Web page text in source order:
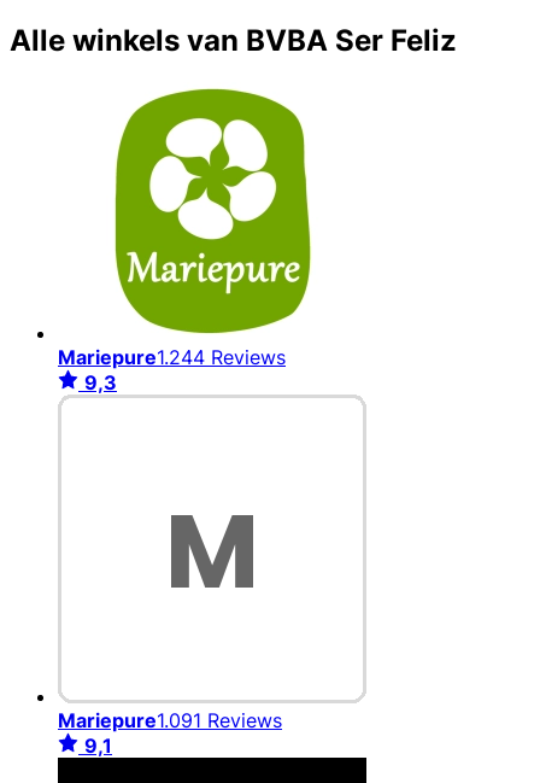
Alle winkels van BVBA Ser Feliz
Mariepure1.244 Reviews
9,3
Mariepure1.091 Reviews
9,1